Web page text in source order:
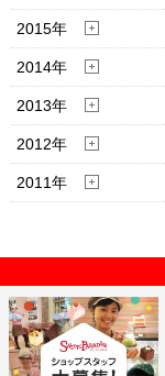
2015年
2014年
2013年
2012年
2011年